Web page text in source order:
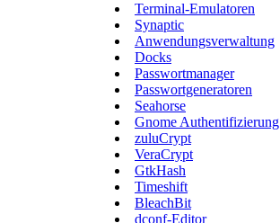
Terminal-Emulatoren
Synaptic
Anwendungsverwaltung
Docks
Passwortmanager
Passwortgeneratoren
Seahorse
Gnome Authentifizierung
zuluCrypt
VeraCrypt
GtkHash
Timeshift
BleachBit
dconf-Editor